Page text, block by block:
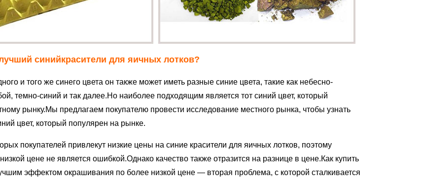
синийкрасители для яичных лотков?
и того же синего цвета он также может иметь разные синие цвета, такие как небесно-
темно-синий и так далее.Но наиболее подходящим является тот синий цвет, который
рынку.Мы предлагаем покупателю провести исследование местного рынка, чтобы узнать
цвет, который популярен на рынке.
покупателей привлекут низкие цены на синие красители для яичных лотков, поэтому
цене не является ошибкой.Однако качество также отразится на разнице в цене.Как купить
эффектом окрашивания по более низкой цене — вторая проблема, с которой сталкивается